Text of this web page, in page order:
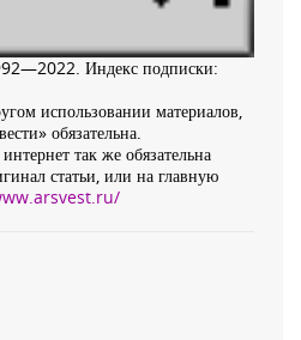
Индекс подписки:
использовании материалов,
обязательна.
так же обязательна
статьи, или на главную